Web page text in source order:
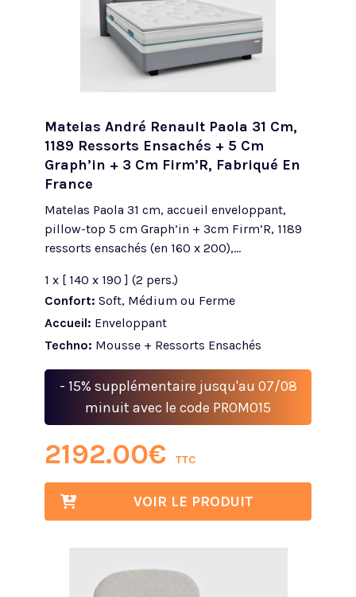
Matelas André Renault Paola 31 Cm,
1189 Ressorts Ensachés + 5 Cm
Graph’in + 3 Cm Firm’R, Fabriqué En
France
Matelas Paola 31 cm, accueil enveloppant,
pillow-top 5 cm Graph’in + 3cm Firm’R, 1189
ressorts ensachés (en 160 x 200),...
1 x [ 140 x 190 ] (2 pers.)
Confort: Soft, Médium ou Ferme
Accueil: Enveloppant
Techno: Mousse + Ressorts Ensachés
- 15% supplémentaire jusqu'au 07/08
minuit avec le code PROMO15
2192.00€ TTC
VOIR LE PRODUIT